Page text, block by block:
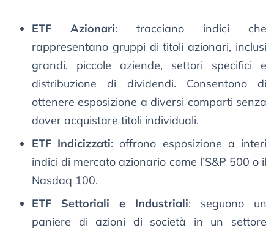
ETF Azionari: tracciano indici che
rappresentano gruppi di titoli azionari, inclusi
grandi, piccole aziende, settori specifici e
distribuzione di dividendi. Consentono di
ottenere esposizione a diversi comparti senza
dover acquistare titoli individuali.
ETF Indicizzati: offrono esposizione a interi
indici di mercato azionario come l’S&P 500 o il
Nasdaq 100.
ETF Settoriali e Industriali: seguono un
paniere di azioni di società in un settore